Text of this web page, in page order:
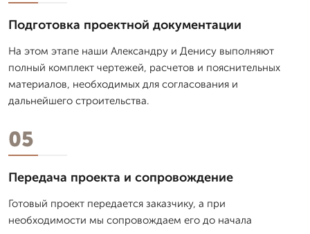
Подготовка проектной документации
На этом этапе наши Александру и Денису выполняют
полный комплект чертежей, расчетов и пояснительных
материалов, необходимых для согласования и
дальнейшего строительства.
05
Передача проекта и сопровождение
Готовый проект передается заказчику, а при
необходимости мы сопровождаем его до начала